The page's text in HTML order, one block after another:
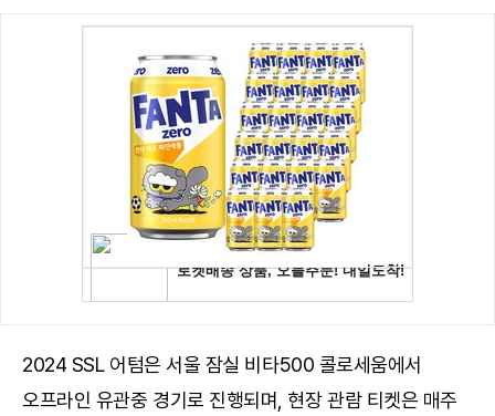
2024 SSL 어텀은 서울 잠실 비타500 콜로세움에서
오프라인 유관중 경기로 진행되며, 현장 관람 티켓은 매주